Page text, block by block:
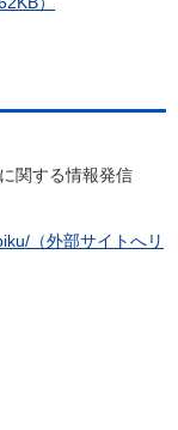
関する情報発信
（外部サイトへリ